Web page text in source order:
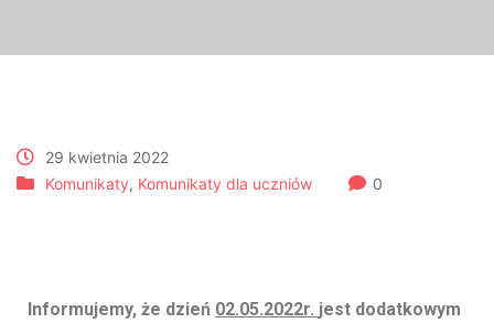
29 kwietnia 2022
Komunikaty, Komunikaty dla uczniów 0
Informujemy, że dzień 02.05.2022r. jest dodatkowym